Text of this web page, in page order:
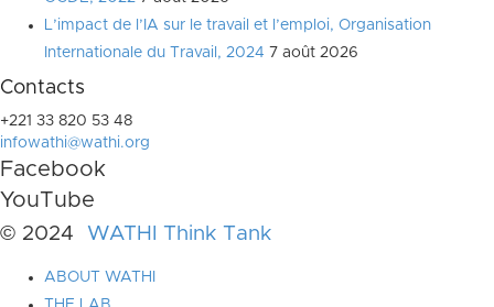
L’impact de l’IA sur le travail et l’emploi, Organisation
Internationale du Travail, 2024 7 août 2026
Contacts
+221 33 820 53 48
infowathi@wathi.org
Facebook
YouTube
© 2024 WATHI Think Tank
ABOUT WATHI